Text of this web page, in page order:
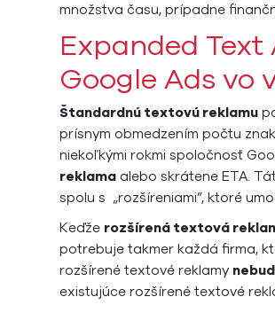
množstva času, prípadne
Expanded Text
Google Ads vo
Štandardnú textovú reklamu
prísnym obmedzením počtu
niekoľkými rokmi spoločnosť
reklama alebo skrátene ETA.
spolu s „rozšíreniami”, ktoré
Keďže rozšírená textová
potrebuje takmer každá firma,
rozšírené textové reklamy
existujúce rozšírené textové